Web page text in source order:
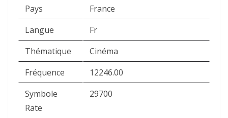
Pays
France
Langue
Fr
Thématique
Cinéma
Fréquence
12246.00
Symbole
Rate
29700